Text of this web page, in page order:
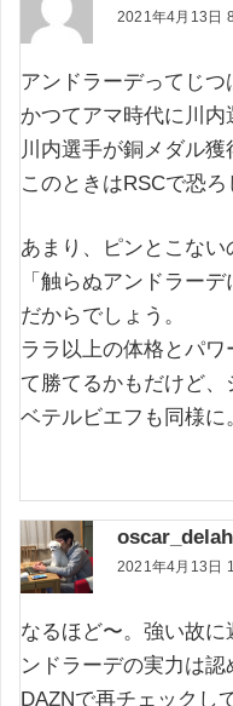
2021年4月13日
アンドラーデってじつ
かつてアマ時代に川内
川内選手が銅メダル獲
このときはRSCで恐ろ
あまり、ピンとこない
「触らぬアンドラー
だからでしょう。
ララ以上の体格とパ
て勝てるかもだけど、
ベテルビエフも同様に
2021年4月13日
なるほど〜。強い故
ンドラーデの実力は
DAZNで再チェックし